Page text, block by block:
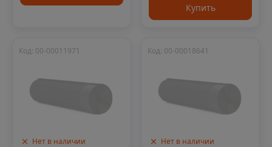
Купить
Нет в наличии
Код: 00-00011971
Нет в наличии
Код: 00-00018641